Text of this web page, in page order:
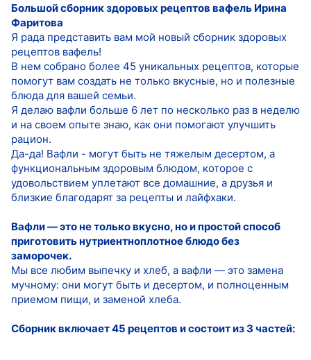
Большой сборник здоровых рецептов вафель Ирина
Фаритова
Я рада представить вам мой новый сборник здоровых
рецептов вафель!
В нем собрано более 45 уникальных рецептов, которые
помогут вам создать не только вкусные, но и полезные
блюда для вашей семьи.
Я делаю вафли больше 6 лет по несколько раз в неделю
и на своем опыте знаю, как они помогают улучшить
рацион.
Да-да! Вафли - могут быть не тяжелым десертом, а
функциональным здоровым блюдом, которое с
удовольствием уплетают все домашние, а друзья и
близкие благодарят за рецепты и лайфхаки.
Вафли — это не только вкусно, но и простой способ
приготовить нутриентноплотное блюдо без
заморочек.
Мы все любим выпечку и хлеб, а вафли — это замена
мучному: они могут быть и десертом, и полноценным
приемом пищи, и заменой хлеба.
Сборник включает 45 рецептов и состоит из 3 частей: